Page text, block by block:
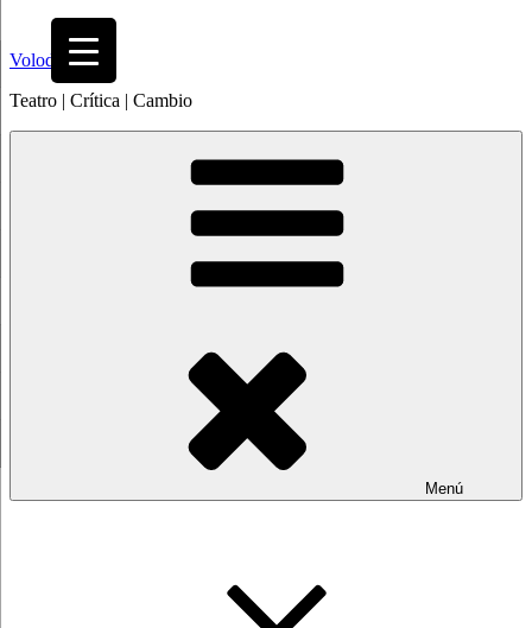
contenido
Volodia
Teatro | Crítica | Cambio
Menú